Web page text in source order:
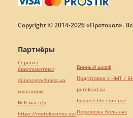
Copyright © 2014-2026 «Протокол».
Партнёры
Серьги с
бриллиантами
alliancetechnika.ua
миралинкс
Веб мастер
https://motokosmos.ua/
Винный шкаф
Подготовка к НМТ /
pereklad.ua
hospice-life.com.ua/
Перевозка больных